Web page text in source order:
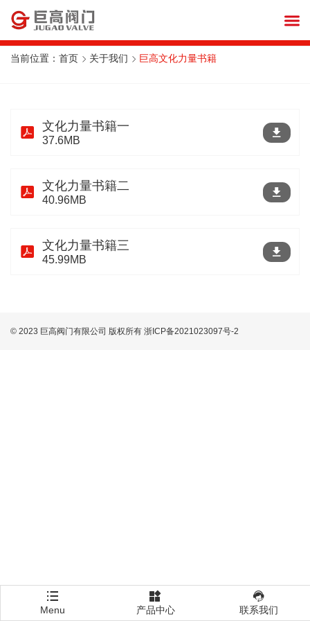
当前位置： 首页 关于我们 巨高文化力量书籍
文化力量书籍一
37.6MB
文化力量书籍二
40.96MB
文化力量书籍三
45.99MB
© 2023 巨高阀门有限公司 版权所有 浙ICP备2021023097号-2
Menu 产品中心 联系我们